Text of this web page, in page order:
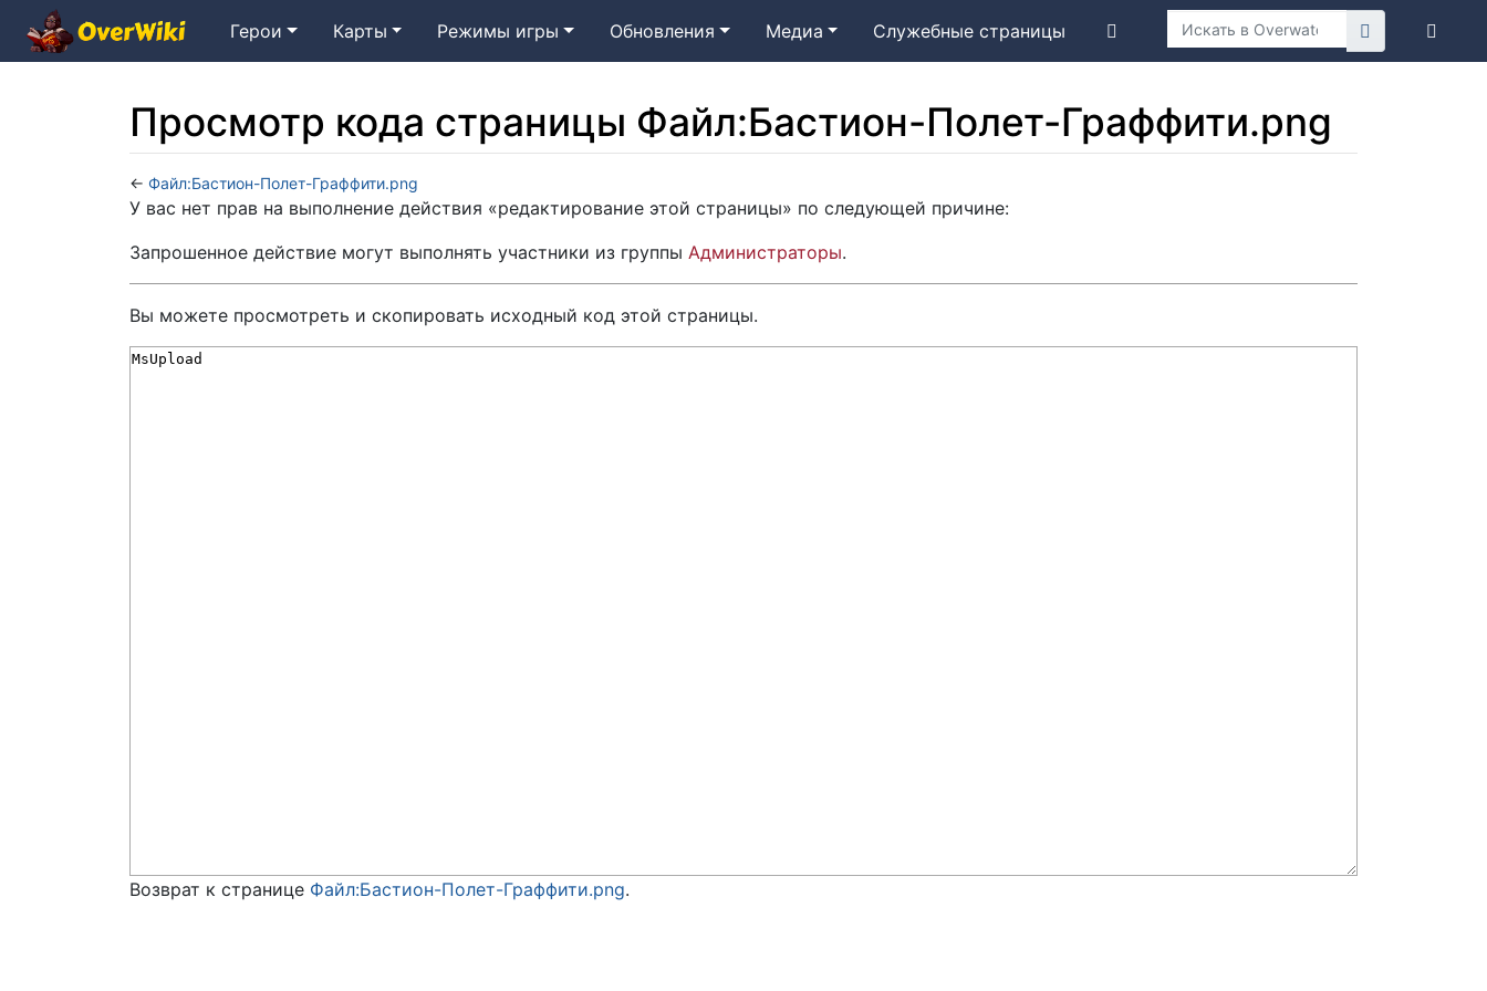
Герои Карты Режимы игры Обновления Медиа Служебные страницы
Просмотр кода страницы Файл:Бастион-Полет-Граффити.png
← Файл:Бастион-Полет-Граффити.png
Перейти к:навигация,поиск
У вас нет прав на выполнение действия «редактирование этой страницы» по следующей причине:
Запрошенное действие могут выполнять участники из группы Администраторы.
Вы можете просмотреть и скопировать исходный код этой страницы.
Возврат к странице Файл:Бастион-Полет-Граффити.png.